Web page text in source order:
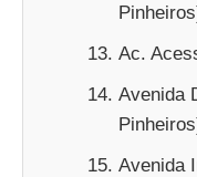
Ac.
Avenida
Avenida